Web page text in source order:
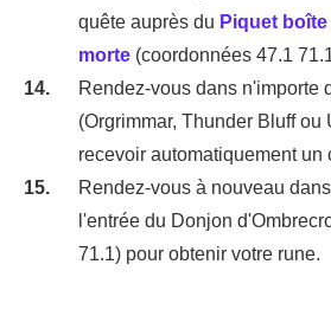
quête auprès du Piquet boîte
morte (coordonnées 47.1
Rendez-vous dans n'importe
(Orgrimmar, Thunder Bluff ou
recevoir automatiquement un
Rendez-vous à nouveau
l'entrée du Donjon
71.1) pour obtenir votre rune.